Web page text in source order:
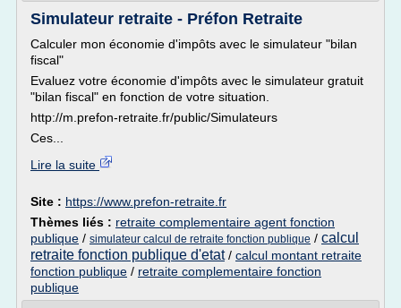
Simulateur retraite - Préfon Retraite
Calculer mon économie d'impôts avec le simulateur "bilan
fiscal"
Evaluez votre économie d'impôts avec le simulateur gratuit
"bilan fiscal" en fonction de votre situation.
http://m.prefon-retraite.fr/public/Simulateurs
Ces...
Lire la suite
Site : https://www.prefon-retraite.fr
Thèmes liés : retraite complementaire agent fonction
publique / simulateur calcul de retraite fonction publique / calcul
retraite fonction publique d'etat/ calcul montant retraite
fonction publique / retraite complementaire fonction
publique